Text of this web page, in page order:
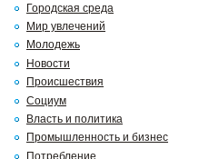
Городская среда
Мир увлечений
Молодежь
Новости
Происшествия
Социум
Власть и политика
Промышленность и бизнес
Потребление